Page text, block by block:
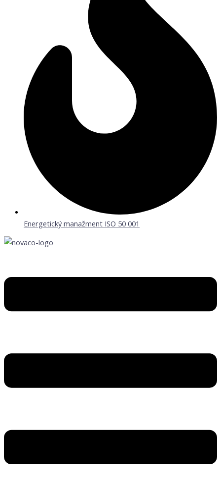
Energetický manažment ISO 50 001